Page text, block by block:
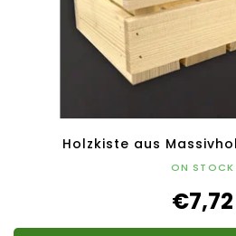
Holzkiste aus
ON STOCK
€7,72